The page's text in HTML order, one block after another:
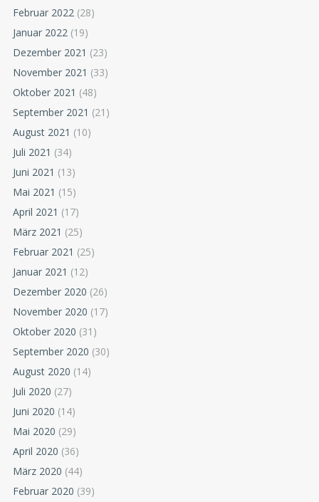
Februar 2022 (28)
Januar 2022 (19)
Dezember 2021 (23)
November 2021 (33)
Oktober 2021 (48)
September 2021 (21)
August 2021 (10)
Juli 2021 (34)
Juni 2021 (13)
Mai 2021 (15)
April 2021 (17)
März 2021 (25)
Februar 2021 (25)
Januar 2021 (12)
Dezember 2020 (26)
November 2020 (17)
Oktober 2020 (31)
September 2020 (30)
August 2020 (14)
Juli 2020 (27)
Juni 2020 (14)
Mai 2020 (29)
April 2020 (36)
März 2020 (44)
Februar 2020 (39)